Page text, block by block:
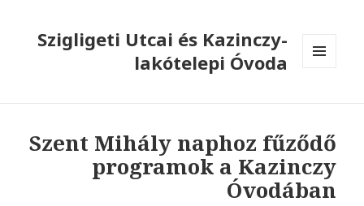
Szigligeti Utcai és Kazinczy-
lakótelepi Óvoda
Szent Mihály naphoz fűződő
programok a Kazinczy
Óvodában